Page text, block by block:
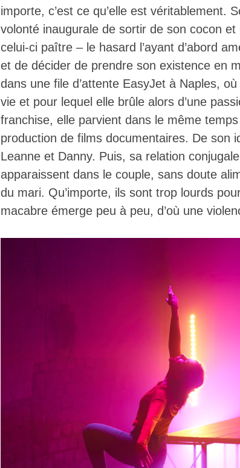
importe, c’est ce qu’elle est véritablement.
volonté inaugurale de sortir de son cocon
celui-ci paître – le hasard l’ayant d’abord
et de décider de prendre son existence en
dans une file d’attente EasyJet à Naples,
vie et pour lequel elle brûle alors d’une
franchise, elle parvient dans le même
production de films documentaires. De son
Leanne et Danny. Puis, sa relation
apparaissent dans le couple, sans doute
du mari. Qu’importe, ils sont trop lourds
macabre émerge peu à peu, d’où une